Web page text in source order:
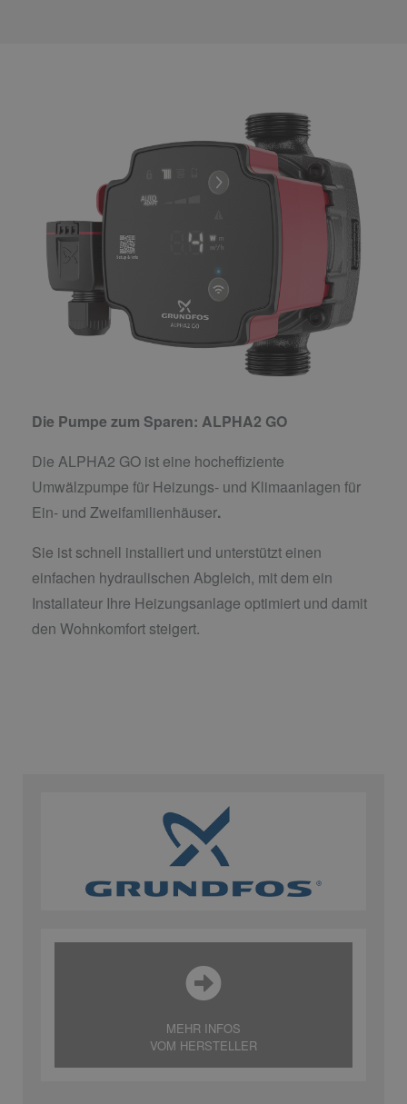
Die Pumpe zum Sparen: ALPHA2 GO
Die ALPHA2 GO ist eine hocheffiziente
Umwälzpumpe für Heizungs- und Klimaanlagen für
Ein- und Zweifamilienhäuser.
Sie ist schnell installiert und unterstützt einen
einfachen hydraulischen Abgleich, mit dem ein
Installateur Ihre Heizungsanlage optimiert und damit
den Wohnkomfort steigert.
MEHR INFOS
VOM HERSTELLER